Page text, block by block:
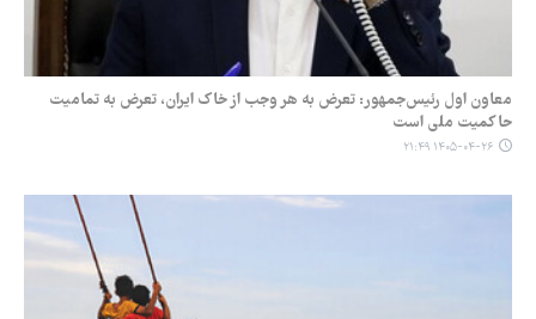
معاون اول رئیس‌جمهور: تعرض به هر وجب از خاک ایران، تعرض به تمامیت
حاکمیت ملی است
۱۴۰۵-۰۴-۲۶ ۲۱:۴۹